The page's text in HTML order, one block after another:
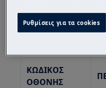
1. Απενεργοποιήστε
ΚΩΔΙΚΟΣ
ΟΘΟΝΗΣ
Ρυθμίσεις για τα cookies